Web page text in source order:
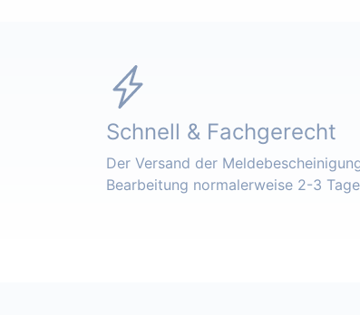
Schnell & Fachgerecht
Der Versand der
Bearbeitung normalerweise 2-3 Tage